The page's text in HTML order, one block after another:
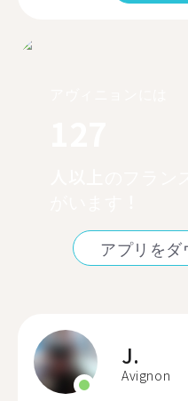
アプリをダ
J.
Avignon